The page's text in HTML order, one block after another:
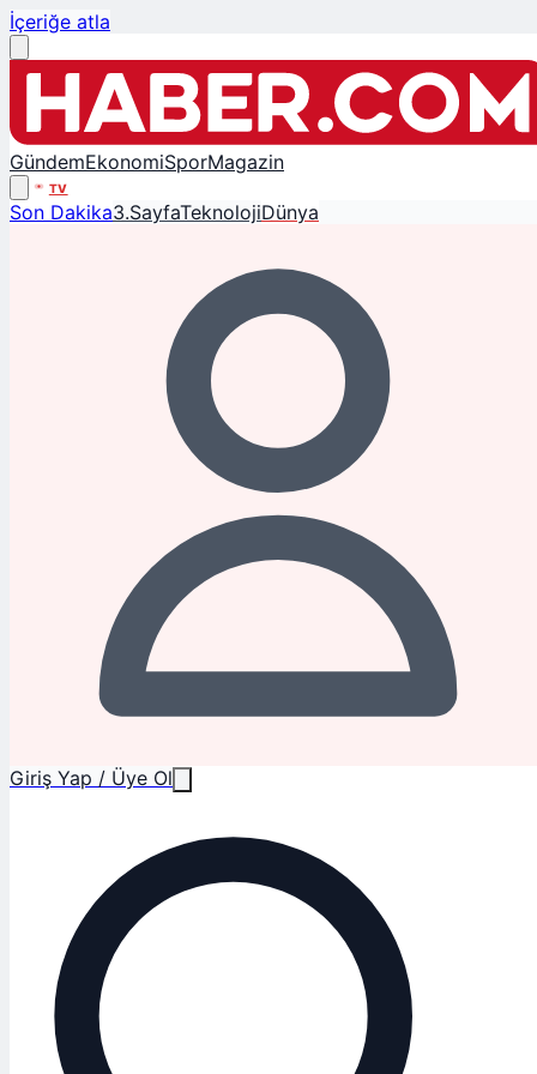
İçeriğe atla
GündemEkonomiSporMagazin
TV
Son Dakika3.SayfaTeknolojiDünya
Giriş Yap / Üye Ol